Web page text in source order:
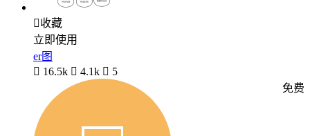
收藏
立即使用
er图
 16.5k  4.1k  5
免费